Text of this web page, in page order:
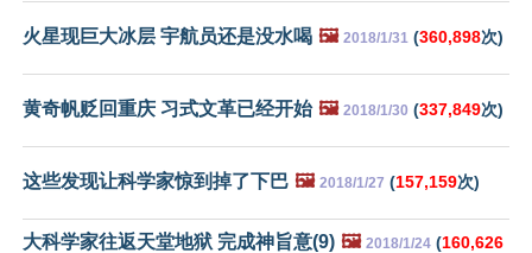
火星现巨大冰层 宇航员还是没水喝 🖼️ 2018/1/31 (360,898次)
黄奇帆贬回重庆 习式文革已经开始 🖼️ 2018/1/30 (337,849次)
这些发现让科学家惊到掉了下巴 🖼️ 2018/1/27 (157,159次)
大科学家往返天堂地狱 完成神旨意(9) 🖼️ 2018/1/24 (160,626